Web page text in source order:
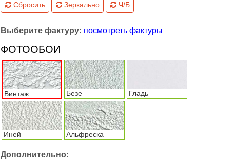
Сбросить Зеркально Ч/Б
Выберите фактуру: посмотреть фактуры
ФОТООБОИ
Винтаж Безе Гладь
Иней Альфреска
Дополнительно: